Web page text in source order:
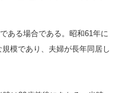
ある場合である。昭和61年に
模であり、夫婦が長年同居し